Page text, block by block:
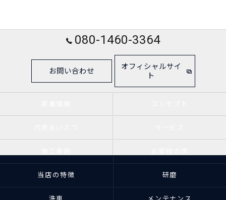
080-1460-3364
お問い合わせ
オフィシャルサイ
ト
当店の特徴 研磨